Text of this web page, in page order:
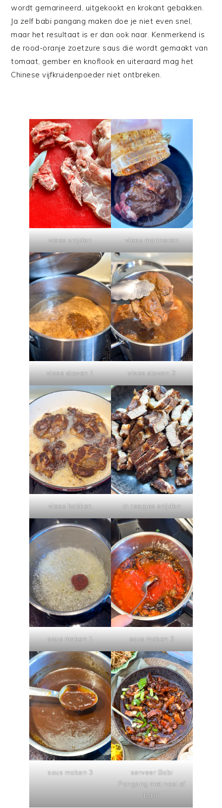
wordt gemarineerd, uitgekookt en krokant gebakken.
Ja zelf babi pangang maken doe je niet even snel,
maar het resultaat is er dan ook naar. Kenmerkend is
de rood-oranje zoetzure saus die wordt gemaakt van
tomaat, gember en knoflook en uiteraard mag het
Chinese vijfkruidenpoeder niet ontbreken.
vlees snijden vlees marineren
vlees stoven 1 vlees stoven 2
vlees bakken in reepjes snijden
saus maken 1 saus maken 2
saus maken 3
serveer Babi
Pangang met nasi of
bami